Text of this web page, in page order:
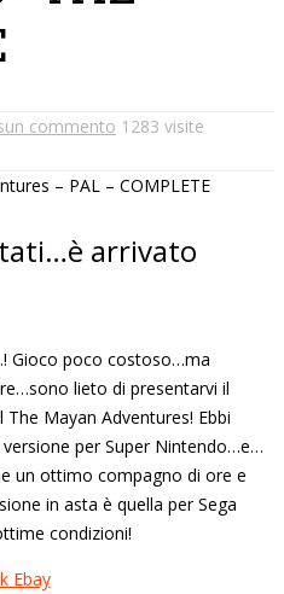
commento 1283 visite
arrivato
Gioco poco costoso…ma
lieto di presentarvi il
Mayan Adventures! Ebbi
per Super Nintendo…e…
un ottimo compagno di ore e
in asta è quella per Sega
condizioni!
Ebay